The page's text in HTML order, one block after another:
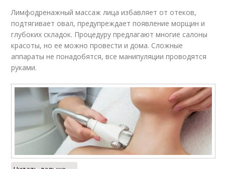
Лимфодренажный массаж лица избавляет от отеков,
подтягивает овал, предупреждает появление морщин и
глубоких складок. Процедуру предлагают многие салоны
красоты, но ее можно провести и дома. Сложные
аппараты не понадобятся, все манипуляции проводятся
руками.